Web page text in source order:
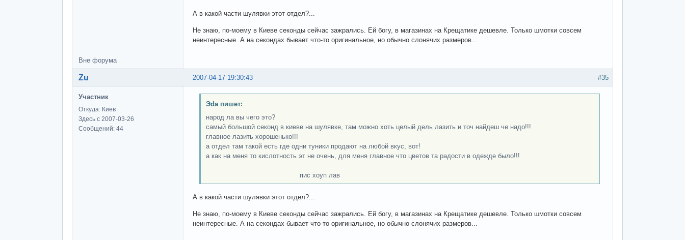
А в какой части шулявки этот отдел?...
Не знаю, по-моему в Киеве секонды сейчас зажрались. Ей богу, в магазинах на Крещатике дешевле. Только шмотки совсем
неинтересные. А на секондах бывает что-то оригинальное, но обычно слонячих размеров...
Вне форума
#35
2007-04-17 19:30:43
Zu
Участник
Откуда: Киев
Здесь с 2007-03-26
Сообщений: 44
Эda пишет:
народ ла вы чего это?
самый большой секонд в киеве на шулявке, там можно хоть целый дель лазить и точ найдеш че надо!!!
главное лазить хорошенько!!!
а отдел там такой есть где одни туники продают на любой вкус, вот!
а как на меня то кислотность эт не очень, для меня главное что цветов та радости в одежде было!!!
пис хоуп лав
А в какой части шулявки этот отдел?...
Не знаю, по-моему в Киеве секонды сейчас зажрались. Ей богу, в магазинах на Крещатике дешевле. Только шмотки совсем
неинтересные. А на секондах бывает что-то оригинальное, но обычно слонячих размеров...